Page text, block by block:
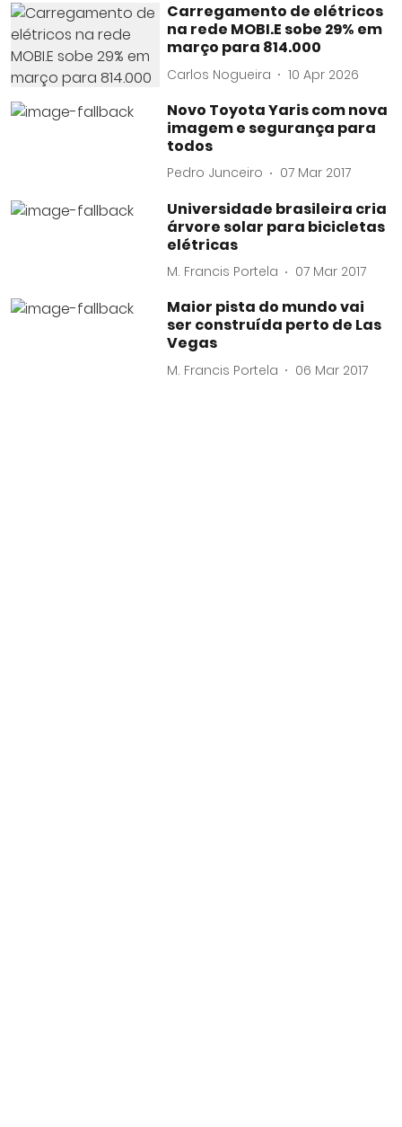
Carregamento de elétricos
na rede MOBI.E sobe 29% em
março para 814.000
Carlos Nogueira 10 Apr 2026
Novo Toyota Yaris com nova
imagem e segurança para
todos
Pedro Junceiro 07 Mar 2017
Universidade brasileira cria
árvore solar para bicicletas
elétricas
M. Francis Portela 07 Mar 2017
Maior pista do mundo vai
ser construída perto de Las
Vegas
M. Francis Portela 06 Mar 2017